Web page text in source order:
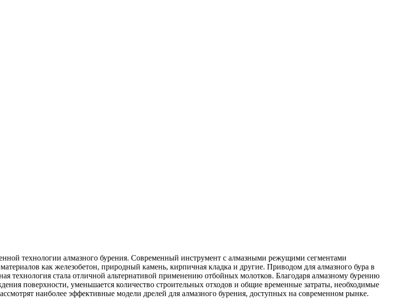
технологии алмазного бурения. Современный инструмент с алмазными режущими сегментами
как железобетон, природный камень, кирпичная кладка и другие. Приводом для алмазного бура в
технология стала отличной альтернативой применению отбойных молотков. Благодаря алмазному бурению
поверхности, уменьшается количество строительных отходов и общие временные затраты, необходимые
наиболее эффективные модели дрелей для алмазного бурения, доступных на современном рынке.